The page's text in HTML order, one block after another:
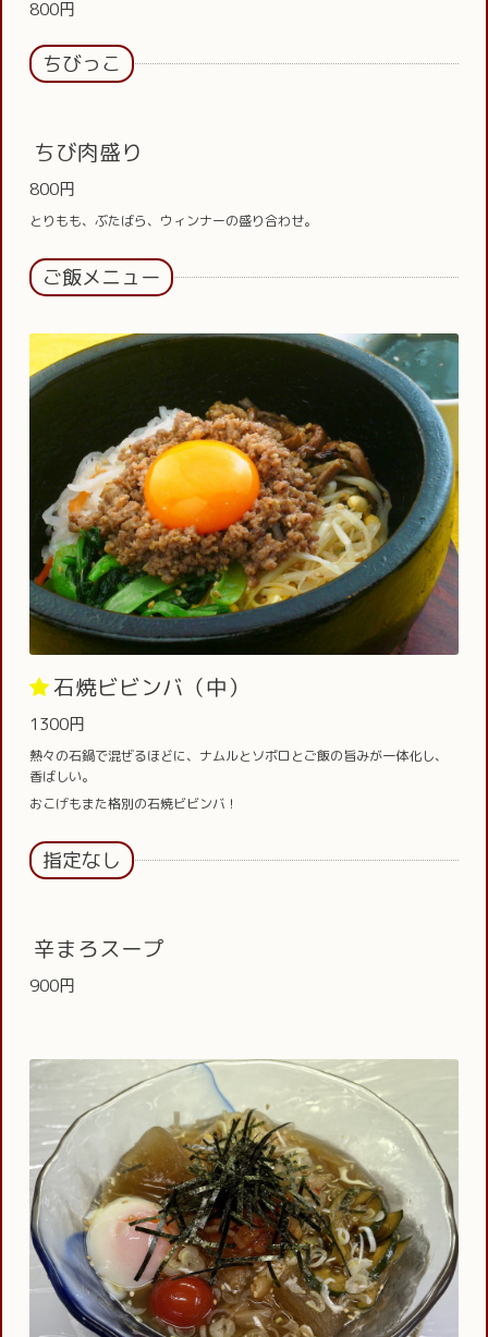
800円
ちびっこ
ちび肉盛り
800円
とりもも、ぶたばら、ウィンナーの盛り合わせ。
ご飯メニュー
石焼ビビンバ（中）
1300円
熱々の石鍋で混ぜるほどに、ナムルとソボロとご飯の旨みが一体化し、
香ばしい。
おこげもまた格別の石焼ビビンバ！
指定なし
辛まろスープ
900円